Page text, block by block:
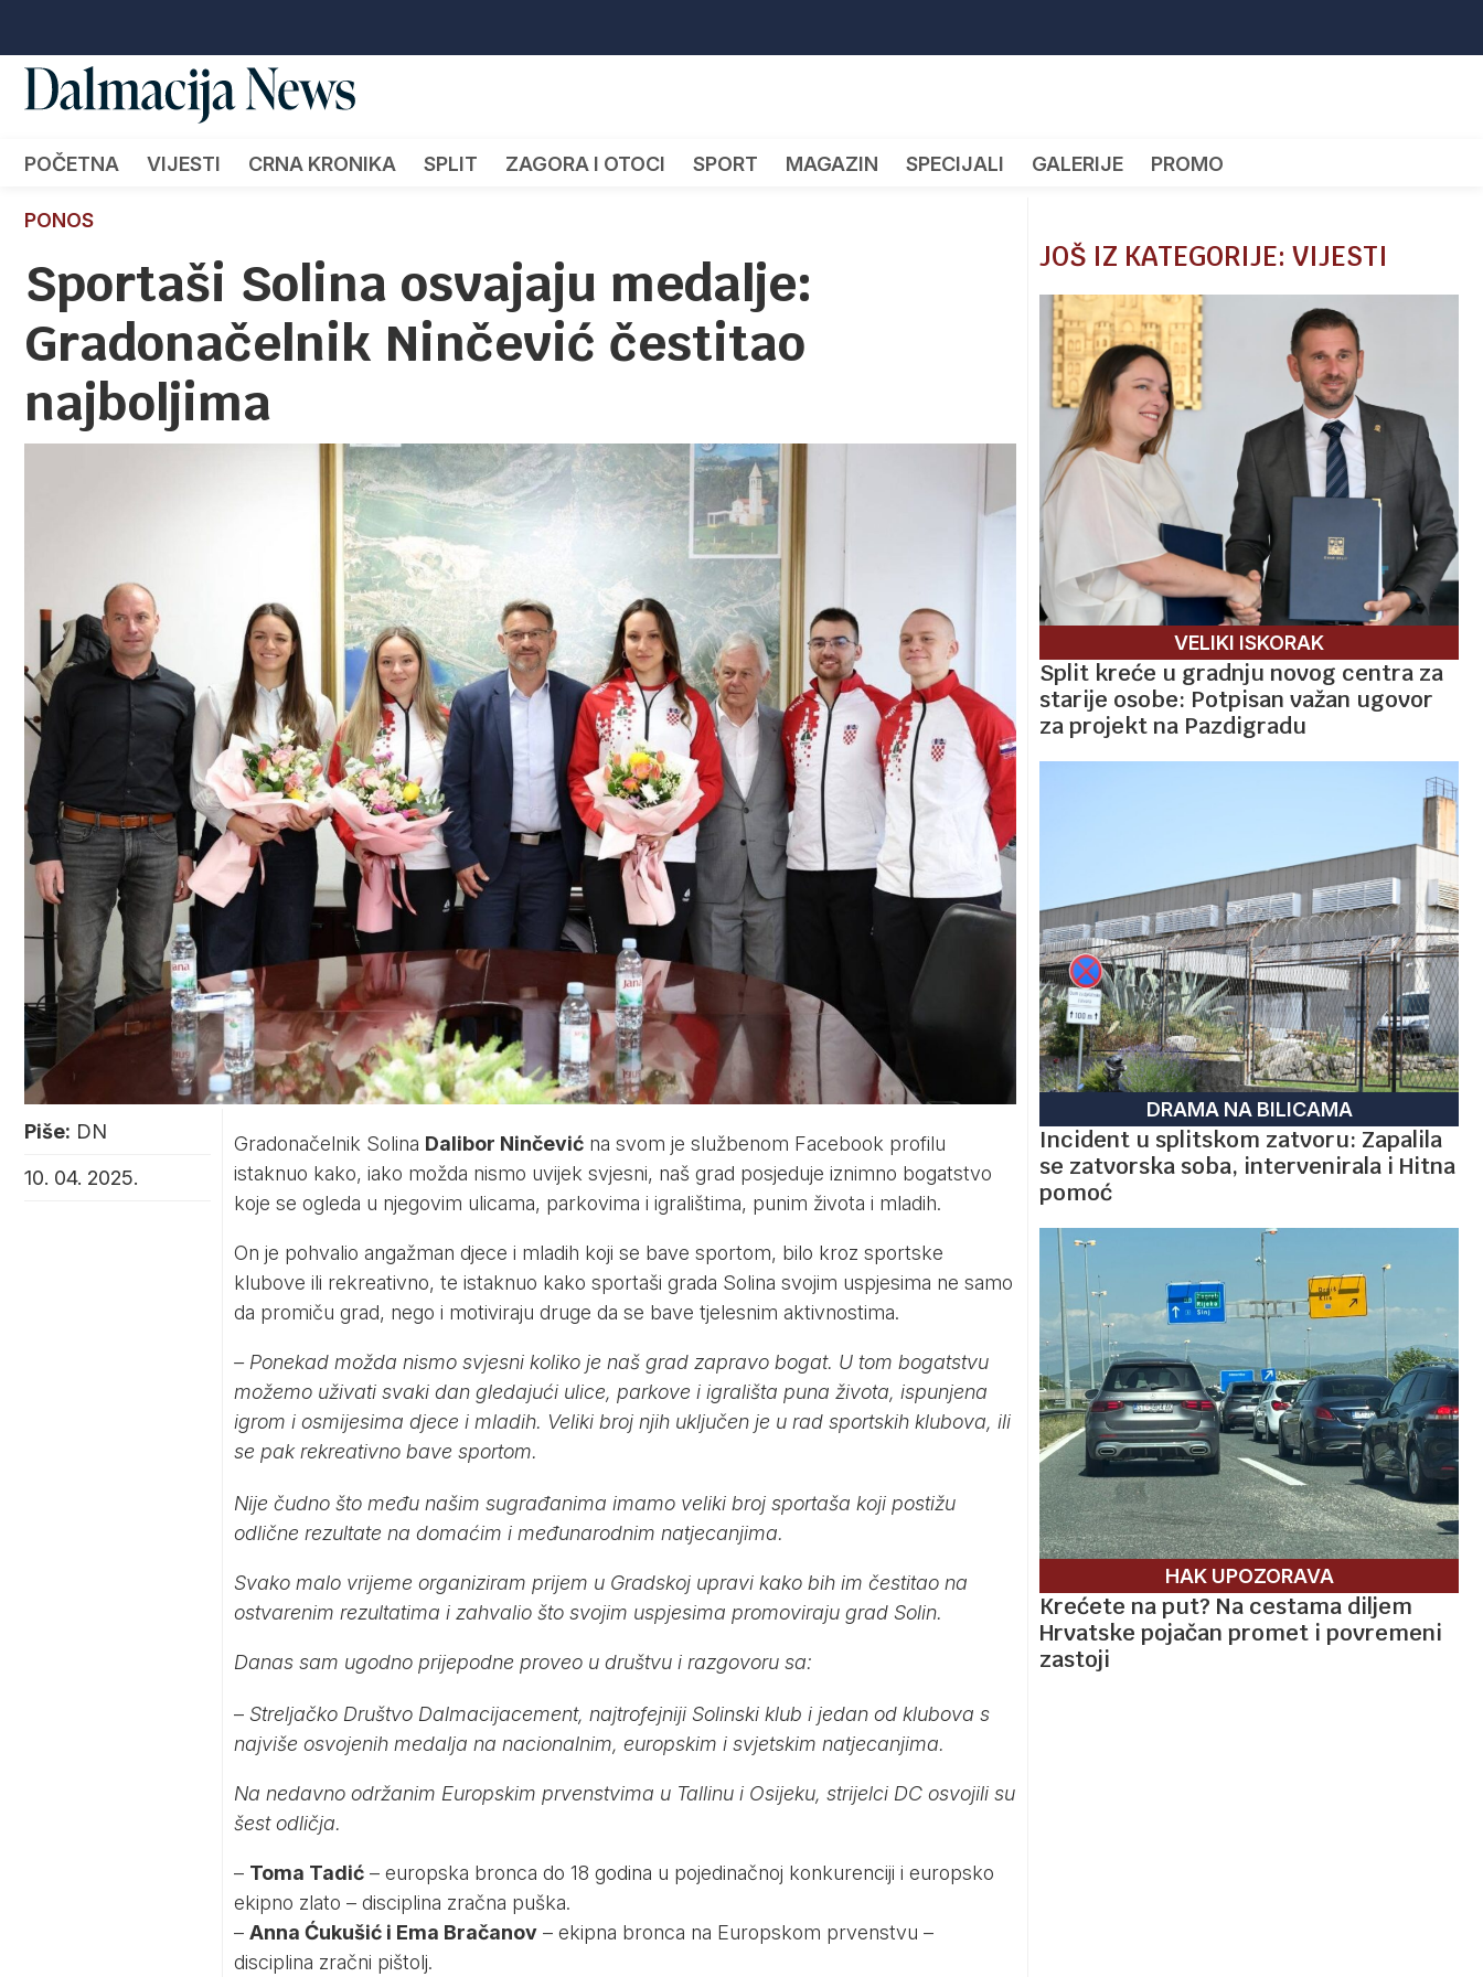
POČETNA VIJESTI CRNA KRONIKA SPLIT ZAGORA I OTOCI SPORT MAGAZIN SPECIJALI GALERIJE PROMO
PONOS
Sportaši Solina osvajaju medalje:
Gradonačelnik Ninčević čestitao
najboljima
Piše: DN
10. 04. 2025.
Gradonačelnik Solina Dalibor Ninčevićna svom je službenom Facebook profilu
istaknuo kako, iako možda nismo uvijek svjesni, naš grad posjeduje iznimno bogatstvo
koje se ogleda u njegovim ulicama, parkovima i igralištima, punim života i mladih.
On je pohvalio angažman djece i mladih koji se bave sportom, bilo kroz sportske
klubove ili rekreativno, te istaknuo kako sportaši grada Solina svojim uspjesima ne samo
da promiču grad, nego i motiviraju druge da se bave tjelesnim aktivnostima.
– Ponekad možda nismo svjesni koliko je naš grad zapravo bogat. U tom bogatstvu
možemo uživati svaki dan gledajući ulice, parkove i igrališta puna života, ispunjena
igrom i osmijesima djece i mladih. Veliki broj njih uključen je u rad sportskih klubova, ili
se pak rekreativno bave sportom.
Nije čudno što među našim sugrađanima imamo veliki broj sportaša koji postižu
odlične rezultate na domaćim i međunarodnim natjecanjima.
Svako malo vrijeme organiziram prijem u Gradskoj upravi kako bih im čestitao na
ostvarenim rezultatima i zahvalio što svojim uspjesima promoviraju grad Solin.
Danas sam ugodno prijepodne proveo u društvu i razgovoru sa:
– Streljačko Društvo Dalmacijacement, najtrofejniji Solinski klub i jedan od klubova s
najviše osvojenih medalja na nacionalnim, europskim i svjetskim natjecanjima.
Na nedavno održanim Europskim prvenstvima u Tallinu i Osijeku, strijelci DC osvojili su
šest odličja.
– Toma Tadić– europska bronca do 18 godina u pojedinačnoj konkurenciji i europsko
ekipno zlato – disciplina zračna puška.
– Anna Ćukušić i Ema Bračanov– ekipna bronca na Europskom prvenstvu –
disciplina zračni pištolj.
JOŠ IZ KATEGORIJE: VIJESTI
VELIKI ISKORAK
Split kreće u gradnju novog centra za
starije osobe: Potpisan važan ugovor
za projekt na Pazdigradu
DRAMA NA BILICAMA
Incident u splitskom zatvoru: Zapalila
se zatvorska soba, intervenirala i Hitna
pomoć
HAK UPOZORAVA
Krećete na put? Na cestama diljem
Hrvatske pojačan promet i povremeni
zastoji